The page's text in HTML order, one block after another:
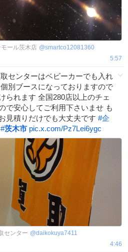
ール茨木店 @smartco12081360
5:57
センターはベビーカーでも入れ
別ブースになっておりますので
られます 全国280店以上のチェ
で安心してご利用下さいませ も
見積りだけでも大丈夫です #企
#茨木市 pic.x.com/Pz7Lei6ygc
センター @daikokuya7411
4:46